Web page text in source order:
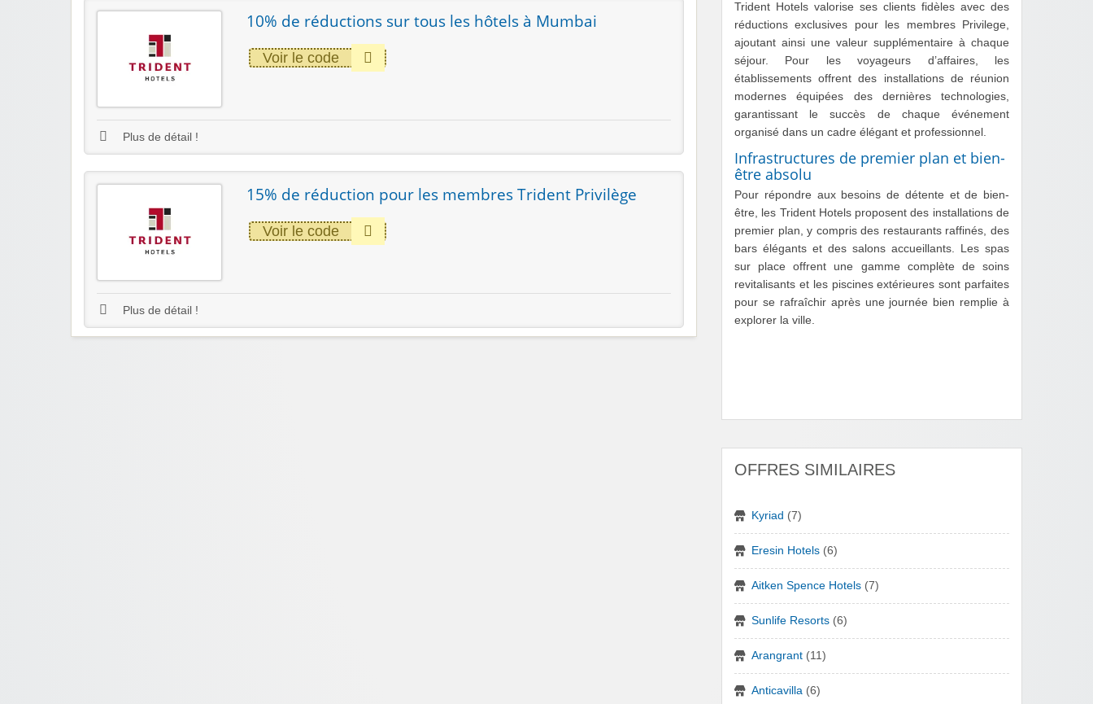
10% de réductions sur tous les hôtels à Mumbai
Voir le code
Plus de détail !
15% de réduction pour les membres Trident Privilège
Voir le code
Plus de détail !
Trident Hotels valorise ses clients fidèles avec des
réductions exclusives pour les membres Privilege,
ajoutant ainsi une valeur supplémentaire à chaque
séjour. Pour les voyageurs d’affaires, les
établissements offrent des installations de réunion
modernes équipées des dernières technologies,
garantissant le succès de chaque événement
organisé dans un cadre élégant et professionnel.
Infrastructures de premier plan et bien-
être absolu
Pour répondre aux besoins de détente et de bien-
être, les Trident Hotels proposent des installations de
premier plan, y compris des restaurants raffinés, des
bars élégants et des salons accueillants. Les spas
sur place offrent une gamme complète de soins
revitalisants et les piscines extérieures sont parfaites
pour se rafraîchir après une journée bien remplie à
explorer la ville.
OFFRES SIMILAIRES
Kyriad (7)
Eresin Hotels (6)
Aitken Spence Hotels (7)
Sunlife Resorts (6)
Arangrant (11)
Anticavilla (6)